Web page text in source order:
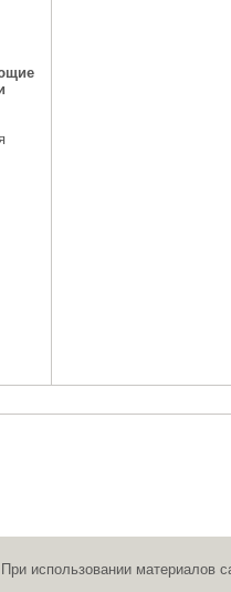
использовании материалов